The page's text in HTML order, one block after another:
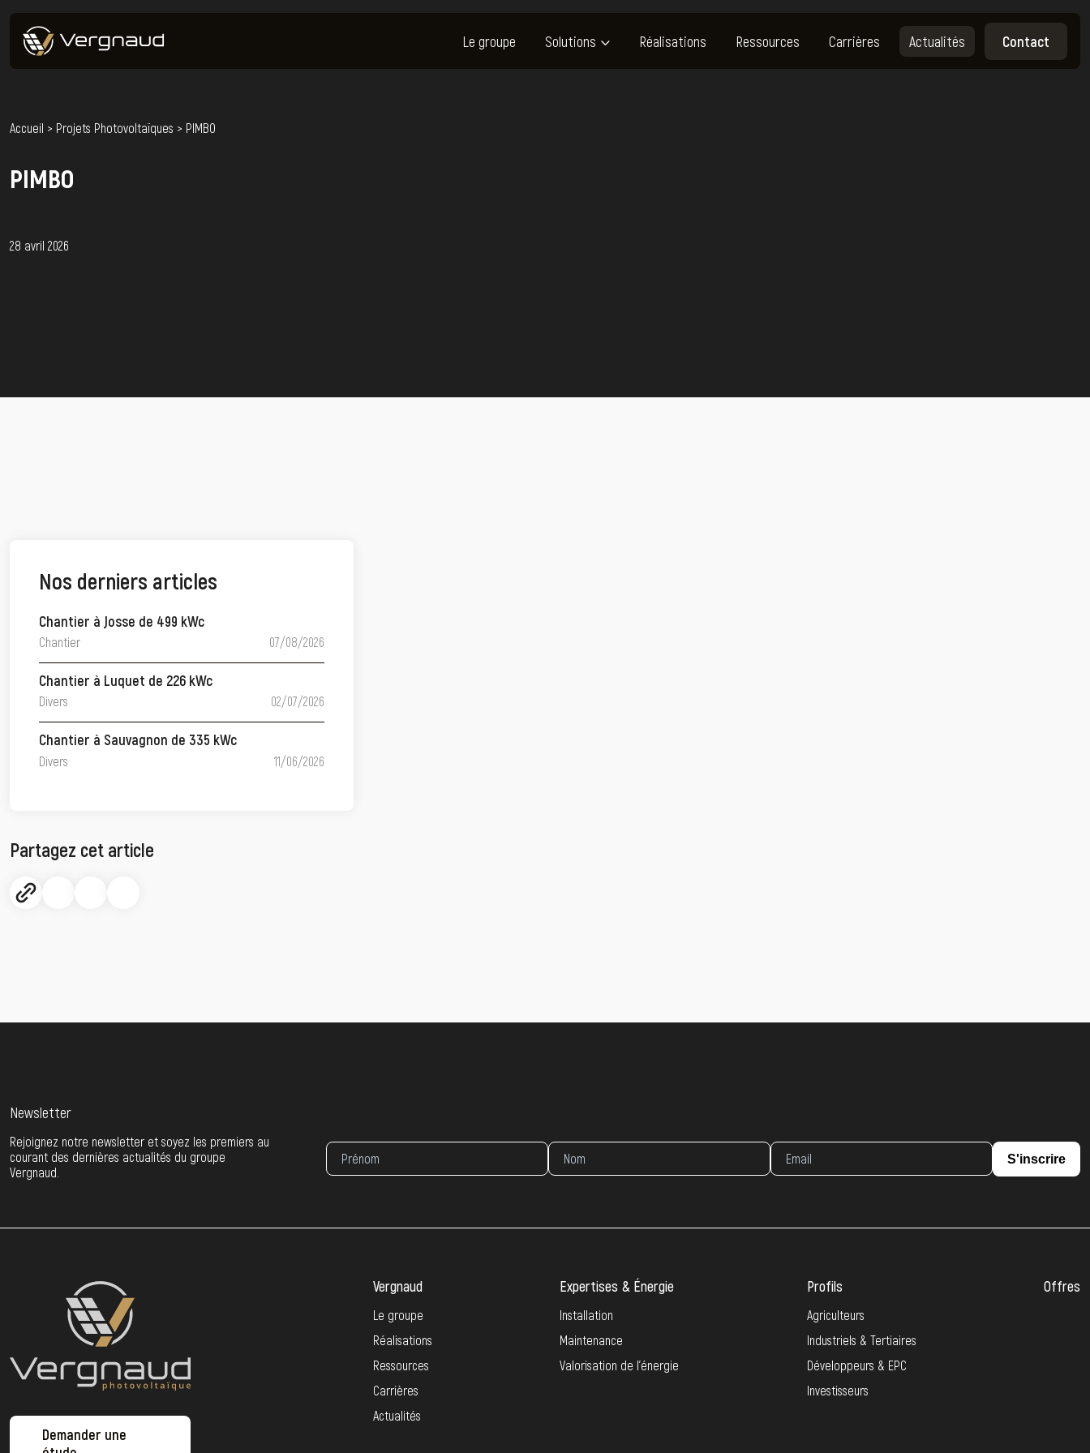
Le groupe Solutions Réalisations Ressources Carrières Actualités Contact
Accueil > Projets Photovoltaïques > PIMBO
PIMBO
28 avril 2026
Nos derniers articles
Chantier à Josse de 499 kWc
Chantier 07/08/2026
Chantier à Luquet de 226 kWc
Divers 02/07/2026
Chantier à Sauvagnon de 335 kWc
Divers 11/06/2026
Partagez cet article
Newsletter
Rejoignez notre newsletter et soyez les premiers au
courant des dernières actualités du groupe
Vergnaud.
S'inscrire
Demander une
Vergnaud
Le groupe
Réalisations
Ressources
Carrières
Actualités
Expertises & Énergie
Installation
Maintenance
Valorisation de l’énergie
Profils
Agriculteurs
Industriels & Tertiaires
Développeurs & EPC
Investisseurs
Offres